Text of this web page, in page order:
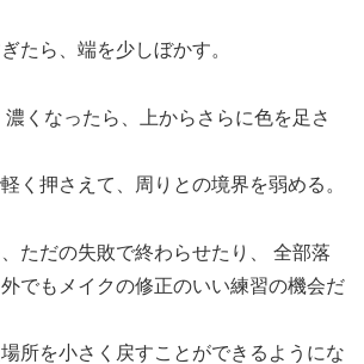
たら、端を少しぼかす。
くなったら、上からさらに色を足さ
く押さえて、周りとの境界を弱める。
ただの失敗で終わらせたり、 全部落
でもメイクの修正のいい練習の機会だ
所を小さく戻すことができるようにな